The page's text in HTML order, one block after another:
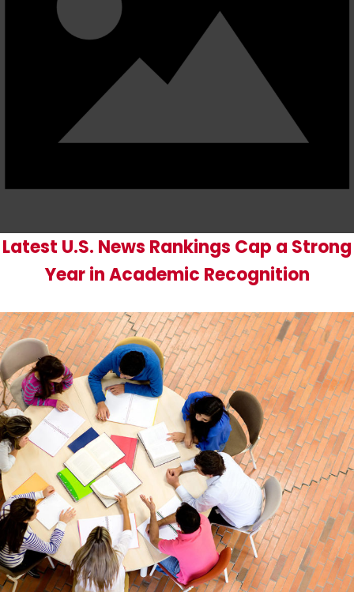
Latest U.S. News Rankings Cap a Strong
Year in Academic Recognition